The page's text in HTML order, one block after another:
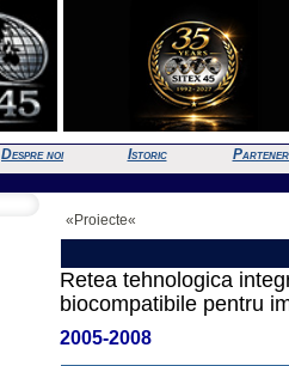
Despre noi Istoric
«Proiecte«
Retea tehnologica
biocompatibile pentru
2005-2008